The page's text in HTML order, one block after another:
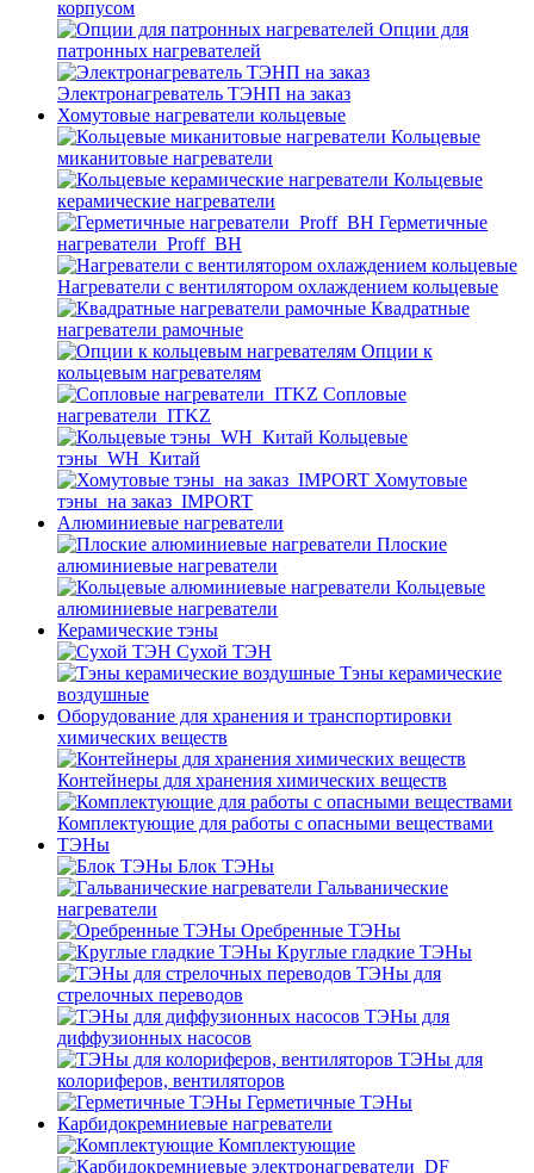
корпусом
Опции для
патронных нагревателей
Электронагреватель ТЭНП на заказ
Хомутовые нагреватели кольцевые
Кольцевые
миканитовые нагреватели
Кольцевые
керамические нагреватели
Герметичные
нагреватели_Proff_BH
Нагреватели с вентилятором охлаждением кольцевые
Квадратные
нагреватели рамочные
Опции к
кольцевым нагревателям
Cопловые
нагреватели_ITKZ
Кольцевые
тэны_WH_Китай
Хомутовые
тэны_на заказ_IMPORT
Алюминиевые нагреватели
Плоские
алюминиевые нагреватели
Кольцевые
алюминиевые нагреватели
Керамические тэны
Сухой ТЭН
Тэны керамические
воздушные
Оборудование для хранения и транспортировки
химических веществ
Контейнеры для хранения химических веществ
Комплектующие для работы с опасными веществами
ТЭНы
Блок ТЭНы
Гальванические
нагреватели
Оребренные ТЭНы
Круглые гладкие ТЭНы
ТЭНы для
стрелочных переводов
ТЭНы для
диффузионных насосов
ТЭНы для
колориферов, вентиляторов
Герметичные ТЭНы
Карбидокремниевые нагреватели
Комплектующие